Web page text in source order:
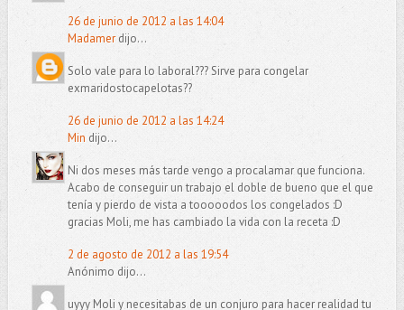
26 de junio de 2012 a las 14:04
Madamerdijo...
Solo vale para lo laboral??? Sirve para congelar
exmaridostocapelotas??
26 de junio de 2012 a las 14:24
Min dijo...
Ni dos meses más tarde vengo a procalamar que funciona.
Acabo de conseguir un trabajo el doble de bueno que el que
tenía y pierdo de vista a tooooodos los congelados :D
gracias Moli, me has cambiado la vida con la receta :D
2 de agosto de 2012 a las 19:54
Anónimo dijo...
uyyy Moli y necesitabas de un conjuro para hacer realidad tu